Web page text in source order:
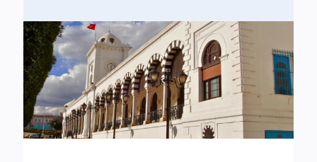
ما قدره 1,568مليون دينار دون تسجيل أية
دفوعات. وكانت الموارد المحققة لهذا الحساب قد
بلغت في نهاية سنة 2022 ما قدره 2,626مليون دينار
دون تسجيل أية دفوعات.
التخلي رسميا عن تجريم تداول المبالغ المالية النقدية
التي تساوي أو تفوق 5ألاف دينار